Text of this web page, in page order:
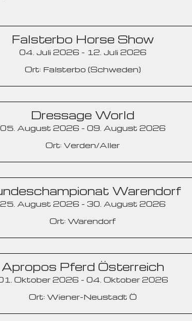
Falsterbo Horse Show
04. Juli 2026 - 12. Juli 2026
Ort: Falsterbo (Schweden)
Dressage World
05. August 2026 - 09. August 2026
Ort: Verden/Aller
Warendorf
25. August 2026 - 30. August 2026
Ort: Warendorf
Apropos Pferd Österreich
Oktober 2026 - 04. Oktober 2026
Ort: Wiener-Neustadt Ö